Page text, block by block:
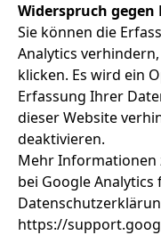
Widerspruch
Sie können die
Analytics
klicken. Es wird ein
Erfassung Ihrer
dieser Website
deaktivieren.
Mehr Informationen
bei Google Analytics
https://